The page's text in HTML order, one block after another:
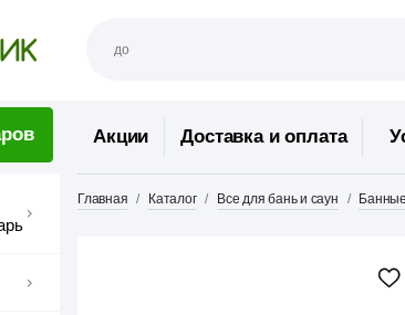
Акции Доставка и оплата
Главная Каталог Все для бань и саун